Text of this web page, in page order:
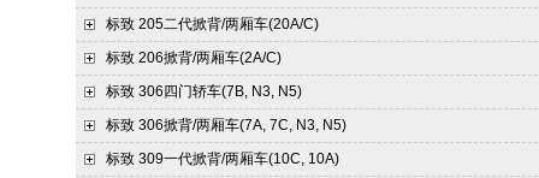
标致 205二代掀背/两厢车(20A/C)
标致 206掀背/两厢车(2A/C)
标致 306四门轿车(7B, N3, N5)
标致 306掀背/两厢车(7A, 7C, N3, N5)
标致 309一代掀背/两厢车(10C, 10A)